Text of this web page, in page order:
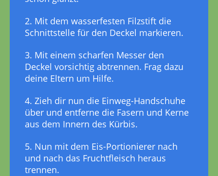
2. Mit dem wasserfesten Filzstift die
Schnittstelle für den Deckel markieren.
3. Mit einem scharfen Messer den
Deckel vorsichtig abtrennen. Frag dazu
deine Eltern um Hilfe.
4. Zieh dir nun die Einweg-Handschuhe
über und entferne die Fasern und Kerne
aus dem Innern des Kürbis.
5. Nun mit dem Eis-Portionierer nach
und nach das Fruchtfleisch heraus
trennen.